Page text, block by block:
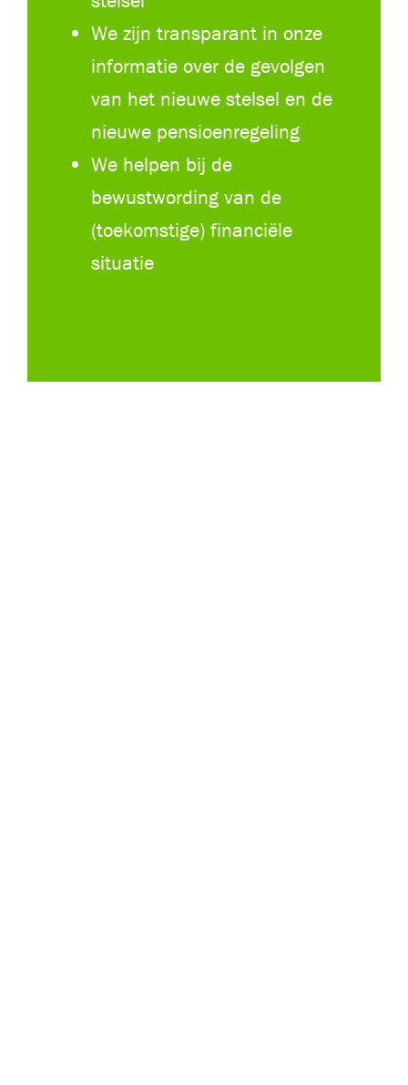
We zijn transparant in onze
informatie over de gevolgen
van het nieuwe stelsel en de
nieuwe pensioenregeling
We helpen bij de
bewustwording van de
(toekomstige) financiële
situatie